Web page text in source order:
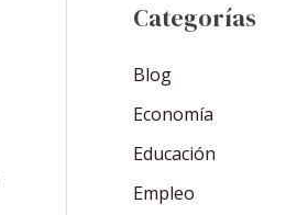
Categorías
Blog
Economía
Educación
Empleo